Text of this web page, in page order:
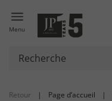
Menu
Retour | Page d’accueil |